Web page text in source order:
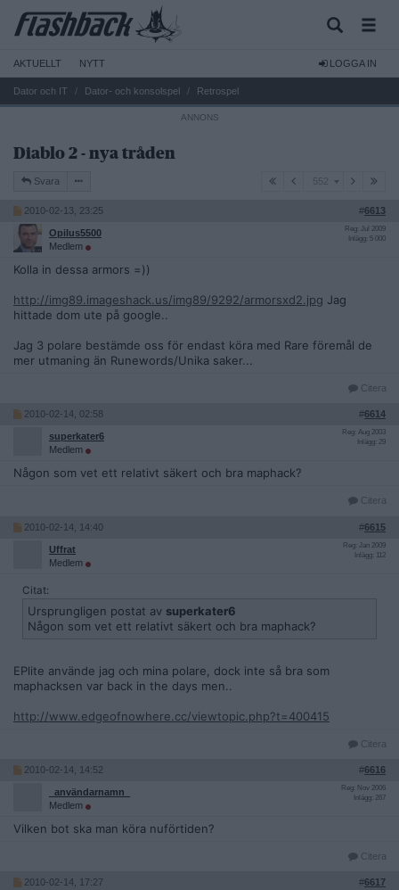
AKTUELLT NYTT LOGGA IN
Dator och IT Dator- och konsolspel Retrospel
Diablo 2 - nya tråden
Svara 552 552
2010-02-13, 23:25 #6613
Opilus5500
Medlem
Reg: Jul 2009
Inlägg: 5 000
Kolla in dessa armors =))
http://img89.imageshack.us/img89/9292/armorsxd2.jpg Jag
hittade dom ute på google..
Jag 3 polare bestämde oss för endast köra med Rare föremål de
mer utmaning än Runewords/Unika saker...
Citera
2010-02-14, 02:58 #6614
superkater6
Medlem
Reg: Aug 2003
Inlägg: 29
Någon som vet ett relativt säkert och bra maphack?
Citera
2010-02-14, 14:40 #6615
Uffrat
Medlem
Reg: Jan 2009
Inlägg: 112
Citat:
Ursprungligen postat av superkater6
Någon som vet ett relativt säkert och bra maphack?
EPlite använde jag och mina polare, dock inte så bra som
maphacksen var back in the days men..
http://www.edgeofnowhere.cc/viewtopic.php?t=400415
Citera
2010-02-14, 14:52 #6616
_användarnamn_
Medlem
Reg: Nov 2006
Inlägg: 267
Vilken bot ska man köra nuförtiden?
Citera
2010-02-14, 17:27 #6617